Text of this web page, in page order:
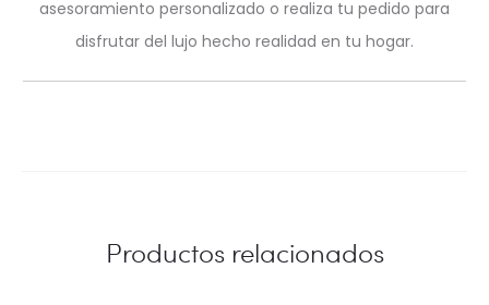
asesoramiento personalizado o realiza tu pedido para
disfrutar del lujo hecho realidad en tu hogar.
Productos relacionados